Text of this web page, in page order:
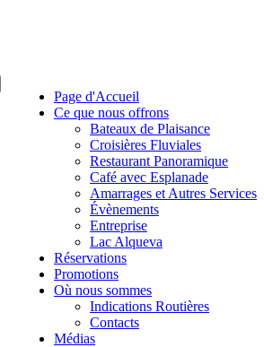
Page d'Accueil
Ce que nous offrons
Bateaux de Plaisance
Croisières Fluviales
Restaurant Panoramique
Café avec Esplanade
Amarrages et Autres Services
Évènements
Entreprise
Lac Alqueva
Réservations
Promotions
Où nous sommes
Indications Routières
Contacts
Médias